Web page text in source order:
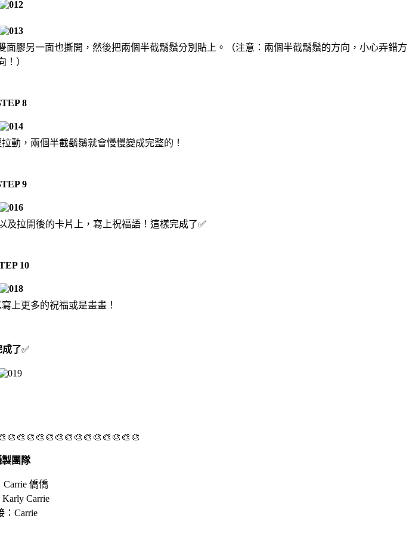
膠另一面也撕開，然後把兩個半截鬍鬚分別貼上。（注意：兩個半截鬍鬚的方向，小心弄錯方
！）
8
動，兩個半截鬍鬚就會慢慢變成完整的！
9
及拉開後的卡片上，寫上祝福語！這樣完成了✅
10
上更多的祝福或是畫畫！
成了✅
製團隊
Carrie 僑僑
Carrie
：Carrie